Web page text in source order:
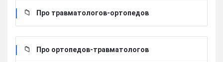
Про травматологов-ортопедов
Про ортопедов-травматологов